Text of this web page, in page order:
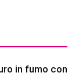
in fumo con